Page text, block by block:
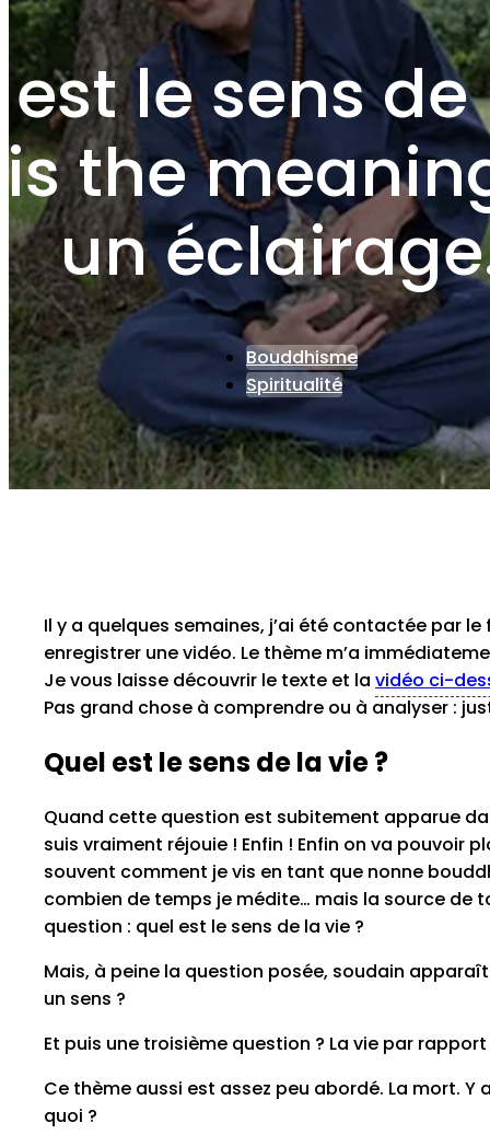
le sens de
the
un
Bouddhisme
Spiritualité
Il y a quelques semaines, j’ai été contactée par
enregistrer une vidéo. Le thème m’a
Je vous laisse découvrir le texte et la vidéo ci-
Pas grand chose à comprendre ou à analyser :
Quel est le sens de la vie ?
Quand cette question est subitement apparue
suis vraiment réjouie ! Enfin ! Enfin on va pouvoir
souvent comment je vis en tant que nonne
combien de temps je médite… mais la source de
question : quel est le sens de la vie ?
Mais, à peine la question posée, soudain
un sens ?
Et puis une troisième question ? La vie par
Ce thème aussi est assez peu abordé. La mort. Y
quoi ?